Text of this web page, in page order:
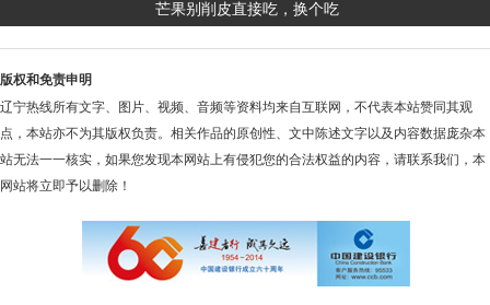
芒果别削皮直接吃，换个吃
版权和免责申明
辽宁热线所有文字、图片、视频、音频等资料均来自互联网，不代表本站赞同其观
点，本站亦不为其版权负责。相关作品的原创性、文中陈述文字以及内容数据庞杂本
站无法一一核实，如果您发现本网站上有侵犯您的合法权益的内容，请联系我们，本
网站将立即予以删除！